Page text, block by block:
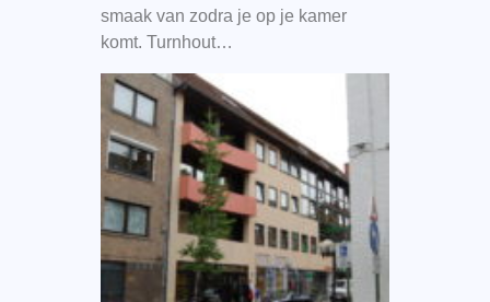
smaak van zodra je op je kamer
komt. Turnhout…